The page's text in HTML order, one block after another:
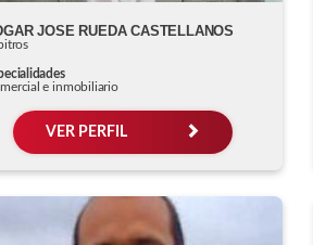
JOSE RUEDA CASTELLANOS
e inmobiliario
VER PERFIL